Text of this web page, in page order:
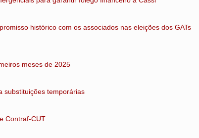
histórico com os associados nas eleições dos GATs
meses de 2025
substituições temporárias
Contraf-CUT